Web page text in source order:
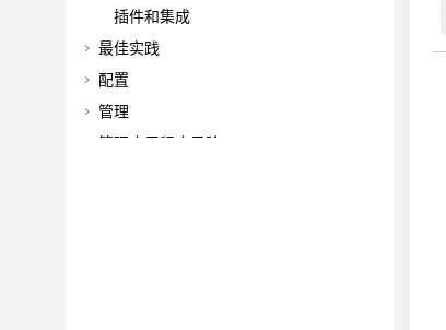
插件和集成
最佳实践
配置
管理
管理应用程序风险